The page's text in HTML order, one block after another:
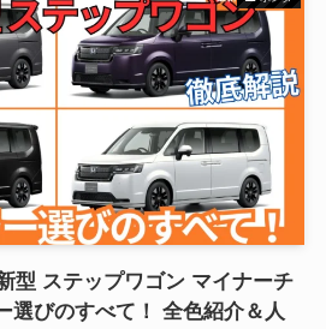
型 ステップワゴン マイナーチ
選びのすべて！ 全色紹介＆人